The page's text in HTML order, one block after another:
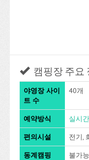
캠핑장 주요
야영장 사이
트 수
40개
예약방식 실시
편의시설 전기,
동계캠핑 불가능